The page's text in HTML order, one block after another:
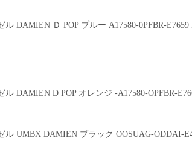
ル DAMIEN Ｄ POP ブルー A17580-0PFBR-
ル DAMIEN D POP オレンジ -A17580-OPFBR-
ル UMBX DAMIEN ブラック OOSUAG-ODDAI-